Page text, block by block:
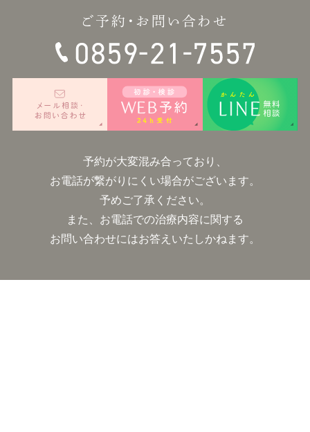
ご予約・お問い合わせ
予約が大変混み合っており、
お電話が繋がりにくい場合がございます。
予めご了承ください。
また、お電話での治療内容に関する
お問い合わせにはお答えいたしかねます。